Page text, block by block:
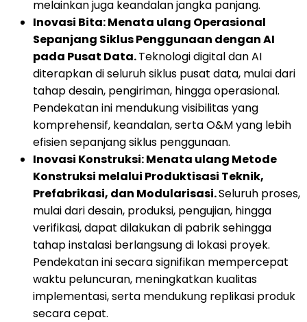
melainkan juga keandalan jangka panjang.
Inovasi Bita: Menata ulang Operasional
Sepanjang Siklus Penggunaan dengan AI
pada Pusat Data.Teknologi digital dan AI
diterapkan di seluruh siklus pusat data, mulai dari
tahap desain, pengiriman, hingga operasional.
Pendekatan ini mendukung visibilitas yang
komprehensif, keandalan, serta O&M yang lebih
efisien sepanjang siklus penggunaan.
Inovasi Konstruksi: Menata ulang Metode
Konstruksi melalui Produktisasi Teknik,
Prefabrikasi, dan Modularisasi.Seluruh proses,
mulai dari desain, produksi, pengujian, hingga
verifikasi, dapat dilakukan di pabrik sehingga
tahap instalasi berlangsung di lokasi proyek.
Pendekatan ini secara signifikan mempercepat
waktu peluncuran, meningkatkan kualitas
implementasi, serta mendukung replikasi produk
secara cepat.